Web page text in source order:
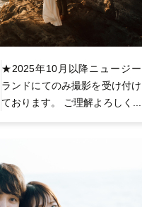
★2025年10月以降ニュージー
ランドにてのみ撮影を受け付け
ております。 ご理解よろしく...